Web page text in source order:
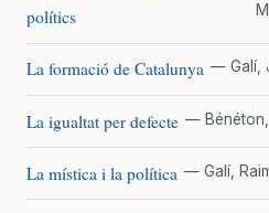
polítics
La formació de Catalunya — Galí,
La igualtat per defecte — Bénéton,
La mística i la política — Galí,